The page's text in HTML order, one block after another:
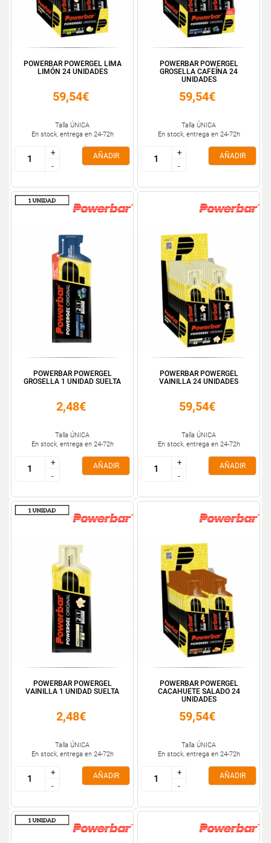
POWERBAR POWERGEL LIMA
LIMÓN 24 UNIDADES
59,54€
Talla ÚNICA
En stock, entrega en 24-72h
+
-
+
-
AÑADIR
POWERBAR POWERGEL
GROSELLA CAFEÍNA 24
UNIDADES
59,54€
Talla ÚNICA
En stock, entrega en 24-72h
+
-
+
-
AÑADIR
POWERBAR POWERGEL
GROSELLA 1 UNIDAD SUELTA
2,48€
Talla ÚNICA
En stock, entrega en 24-72h
+
-
+
-
AÑADIR
POWERBAR POWERGEL
VAINILLA 24 UNIDADES
59,54€
Talla ÚNICA
En stock, entrega en 24-72h
+
-
+
-
AÑADIR
POWERBAR POWERGEL
VAINILLA 1 UNIDAD SUELTA
2,48€
Talla ÚNICA
En stock, entrega en 24-72h
+
-
+
-
AÑADIR
POWERBAR POWERGEL
CACAHUETE SALADO 24
UNIDADES
59,54€
Talla ÚNICA
En stock, entrega en 24-72h
+
-
+
-
AÑADIR